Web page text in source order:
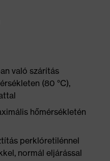
való szárítás
(80 °C),
hőmérsékletén
perklóretilénnel
normál eljárással